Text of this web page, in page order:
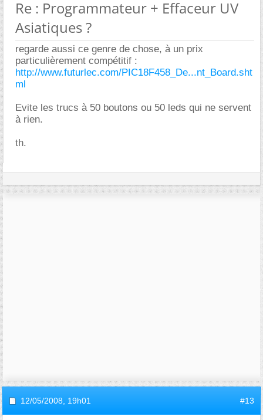
Re : Programmateur + Effaceur UV
Asiatiques ?
regarde aussi ce genre de chose, à un prix
particulièrement compétitif :
http://www.futurlec.com/PIC18F458_De...nt_Board.sht
ml
Evite les trucs à 50 boutons ou 50 leds qui ne servent
à rien.
th.
12/05/2008, 19h01 #13